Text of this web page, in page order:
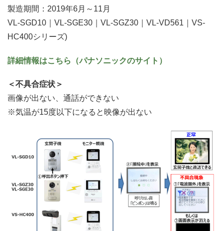
製造期間：2019年6月～11月
VL-SGD10｜VL-SGE30｜VL-SGZ30｜VL-VD561｜VS-
HC400シリーズ)
詳細情報はこちら（パナソニックのサイト）
＜不具合症状＞
画像が出ない、通話ができない
※気温が15度以下になると映像が出ない